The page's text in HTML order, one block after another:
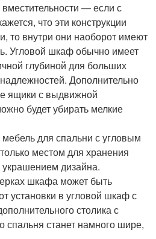
— если с
что эти конструкции
то внутри они наоборот имеют
Угловой шкаф обычно имеет
глубиной для больших
Дополнительно
ящики с выдвижной
будет убирать мелкие
для спальни с угловым
местом для хранения
дизайна.
шкафа может быть
установки в угловой шкаф с
столика с
спальня станет намного шире,